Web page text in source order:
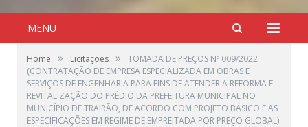
MENU
Home » Licitações »
TOMADA DE PREÇOS Nº 009/2022
(CONTRATAÇÃO DE EMPRESA ESPECIALIZADA EM OBRAS E
SERVIÇOS DE ENGENHARIA PARA FINS DE ATENDER A REFORMA E
REVITALIZAÇÃO DO PRÉDIO DA PREFEITURA MUNICIPAL NO
MUNICÍPIO DE TRAIRÃO, DE ACORDO COM PROJETO BÁSICO E AS
ESPECIFICAÇÕES EM REGIME DE EMPREITADA POR PREÇO GLOBAL)